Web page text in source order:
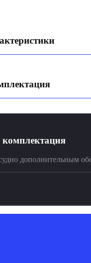
комплектация
дополнительным